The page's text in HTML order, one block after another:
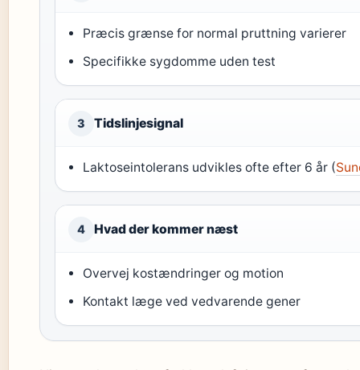
Præcis grænse for normal pruttning varierer
Specifikke sygdomme uden test
3 Tidslinjesignal
Laktoseintolerans udvikles ofte efter 6 år (
4 Hvad der kommer næst
Overvej kostændringer og motion
Kontakt læge ved vedvarende gener